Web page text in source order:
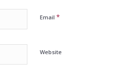
Email *
Website